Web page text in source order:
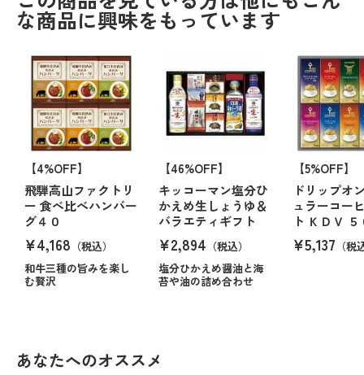
な商品に興味をもっています
【4%OFF】
飛騨高山ファクトリ
ー 食べ比べハンバー
グ４０
¥4,168 （税込）
和牛三種の旨みを楽し
む贅沢
【46%OFF】
キッコーマン塩分ひ
かえめ生しょうゆ＆
バラエティギフト
¥2,894 （税込）
塩分ひかえめ醤油と海
苔や油の詰め合わせ
【5%OFF】
ドリップオ
ュラーコー
ト ＫＤＶ
¥5,137 （税
あなたへのオススメ